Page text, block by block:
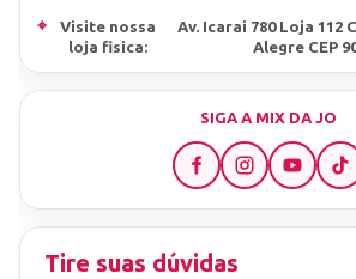
⌖
Visite nossa
loja fisica:
Av. Icarai 780 Loja 112
Alegre CEP
SIGA A MIX DA JO
Tire suas dúvidas